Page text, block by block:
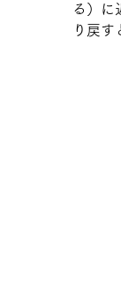
る）に
り戻す